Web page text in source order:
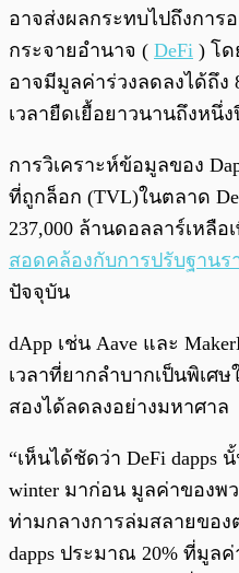
อาจส่งผลกระทบไปถึงการ
กระจายอำนาจ ( DeFi ) โด
อาจมีมูลค่าร่วงลดลงได้ถึง
เวลายืดเยื้อยาวนานถึงหนึ่ง
การวิเคราะห์ข้อมูลของ
ที่ถูกล็อก (TVL)ในตลาด
237,000 ล้านดอลลาร์เหลือ
สอดคล้องกับการปรับฐานร
ปัจจุบัน
dApp เช่น Aave และ
เวลาที่ยากลำบากเป็นพิเศ
สองได้ลดลงอย่างมหาศาล
“เห็นได้ชัดว่า DeFi dapps
winter มาก่อน มูลค่าของพ
ท่ามกลางการล่มสลายขอ
dapps ประมาณ 20% ที่มูล